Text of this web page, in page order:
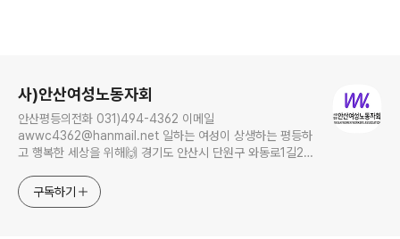
사)안산여성노동자회
안산평등의전화 031)494-4362 이메일
awwc4362@hanmail.net 일하는 여성이 상생하는 평등하
고 행복한 세상을 위해🙌 경기도 안산시 단원구 와동로1길21,
구독하기